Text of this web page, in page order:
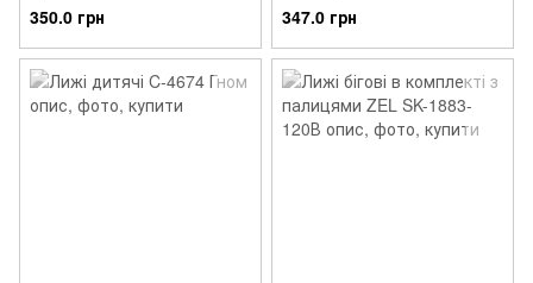
350.0 грн 347.0 грн